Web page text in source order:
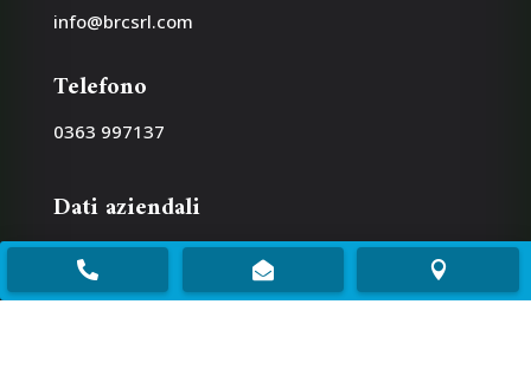
info@brcsrl.com
Telefono
0363 997137
Dati aziendali
P.IVA:03958230165
CCIAA/REA:
  